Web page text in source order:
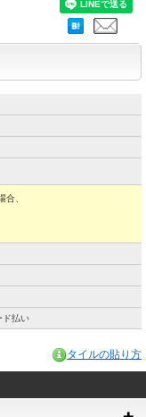
合、
ド払い
タイルの貼り方